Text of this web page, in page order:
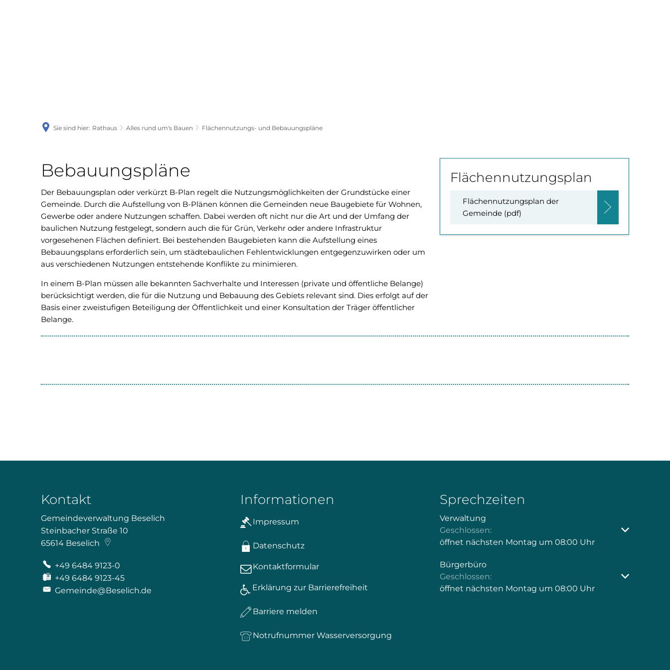
Sie sind hier: Rathaus Alles rund um's Bauen Flächennutzungs- und Bebauungspläne
Bebauungspläne
Der Bebauungsplan oder verkürzt B-Plan regelt die Nutzungsmöglichkeiten der Grundstücke einer
Gemeinde. Durch die Aufstellung von B-Plänen können die Gemeinden neue Baugebiete für Wohnen,
Gewerbe oder andere Nutzungen schaffen. Dabei werden oft nicht nur die Art und der Umfang der
baulichen Nutzung festgelegt, sondern auch die für Grün, Verkehr oder andere Infrastruktur
vorgesehenen Flächen definiert. Bei bestehenden Baugebieten kann die Aufstellung eines
Bebauungsplans erforderlich sein, um städtebaulichen Fehlentwicklungen entgegenzuwirken oder um
aus verschiedenen Nutzungen entstehende Konflikte zu minimieren.
In einem B-Plan müssen alle bekannten Sachverhalte und Interessen (private und öffentliche Belange)
berücksichtigt werden, die für die Nutzung und Bebauung des Gebiets relevant sind. Dies erfolgt auf der
Basis einer zweistufigen Beteiligung der Öffentlichkeit und einer Konsultation der Träger öffentlicher
Belange.
Flächennutzungsplan
Flächennutzungsplan der
Gemeinde (pdf)
Kontakt
Gemeindeverwaltung Beselich
Steinbacher Straße 10
65614 Beselich
+49 6484 9123-0
+49 6484 9123-45
Gemeinde@Beselich.de
Informationen
Impressum
Datenschutz
Kontaktformular
Erklärung zur Barrierefreiheit
Barriere melden
Notrufnummer Wasserversorgung
Sprechzeiten
Verwaltung
Klicken, um weitere Öffnungs- oder Schließzeiten
Geschlossen:
öffnet nächsten Montag um 08:00 Uhr
Bürgerbüro
Klicken, um weitere Öffnungs- oder Schließzeiten
Geschlossen:
öffnet nächsten Montag um 08:00 Uhr